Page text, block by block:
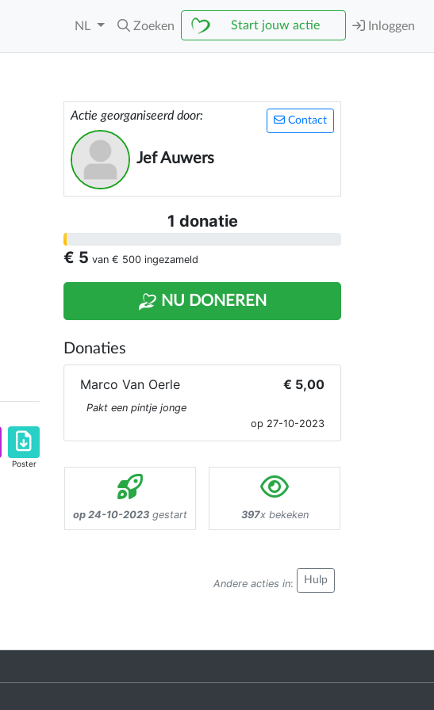
NL Zoeken Start jouw actie Inloggen
Poster
Contact
Actie georganiseerd door:
Jef Auwers
1 donatie
€ 5 van € 500 ingezameld
NU DONEREN
Donaties
Marco Van Oerle € 5,00
Pakt een pintje jonge
op 27-10-2023
op 24-10-2023 gestart 397x bekeken
Andere acties in: Hulp